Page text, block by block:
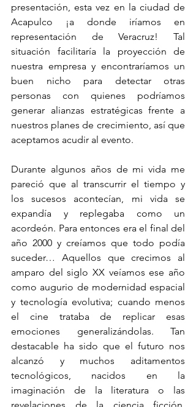
presentación, esta vez en la ciudad de
Acapulco ¡a donde iríamos en
representación de Veracruz! Tal
situación facilitaría la proyección de
nuestra empresa y encontraríamos un
buen nicho para detectar otras
personas con quienes podríamos
generar alianzas estratégicas frente a
nuestros planes de crecimiento, así que
aceptamos acudir al evento.
Durante algunos años de mi vida me
pareció que al transcurrir el tiempo y
los sucesos acontecían, mi vida se
expandía y replegaba como un
acordeón. Para entonces era el final del
año 2000 y creíamos que todo podía
suceder… Aquellos que crecimos al
amparo del siglo XX veíamos ese año
como augurio de modernidad espacial
y tecnología evolutiva; cuando menos
el cine trataba de replicar esas
emociones generalizándolas. Tan
destacable ha sido que el futuro nos
alcanzó y muchos aditamentos
tecnológicos, nacidos en la
imaginación de la literatura o las
revelaciones de la ciencia ficción,